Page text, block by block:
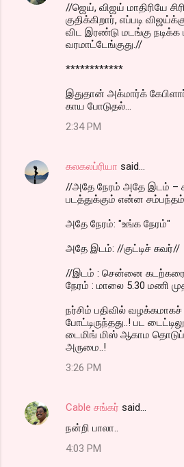
//ஜெய், விஜய் மாதிரியே
குதிக்கிறார், எப்படி
விட இரண்டு மடங்கு நடிக்க
வரமாட்டேங்குது.//
************
இதுதான் அக்மார்க்
காய போடுதல்...
2:34 PM
கலகலப்ரியா said…
//அதே நேரம் அதே இடம் –
படத்துக்கும் என்ன
அதே நேரம்: "உங்க நேரம்"
அதே இடம்: //குட்டிச் சுவர்//
//இடம் : சென்னை கடற்கரை
நேரம் : மாலை 5.30 மணி
நர்சிம் பதிவில்
போட்டிருந்தது..! பட
டைமிங் மிஸ் ஆகாம
அருமை..!
3:26 PM
Cable சங்கர் said…
நன்றி பாலா..
4:03 PM